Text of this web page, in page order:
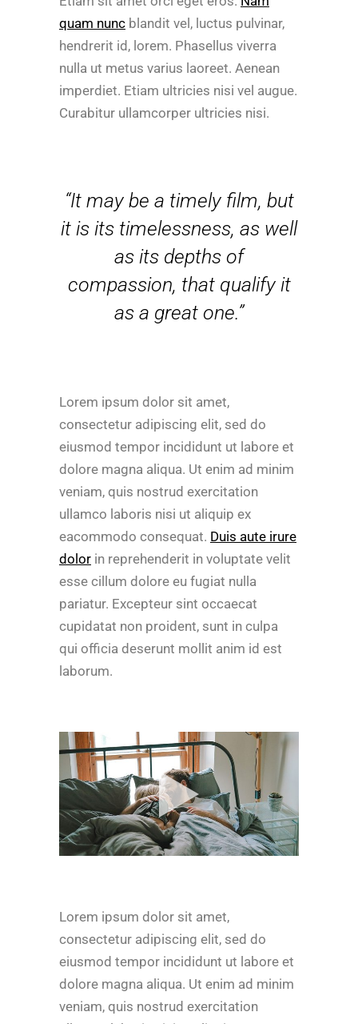
quam nunc blandit vel, luctus pulvinar,
hendrerit id, lorem. Phasellus viverra
nulla ut metus varius laoreet. Aenean
imperdiet. Etiam ultricies nisi vel augue.
Curabitur ullamcorper ultricies nisi.
“It may be a timely film, but
it is its timelessness, as well
as its depths of
compassion, that qualify it
as a great one.”
Lorem ipsum dolor sit amet,
consectetur adipiscing elit, sed do
eiusmod tempor incididunt ut labore et
dolore magna aliqua. Ut enim ad minim
veniam, quis nostrud exercitation
ullamco laboris nisi ut aliquip ex
eacommodo consequat. Duis aute irure
dolor in reprehenderit in voluptate velit
esse cillum dolore eu fugiat nulla
pariatur. Excepteur sint occaecat
cupidatat non proident, sunt in culpa
qui officia deserunt mollit anim id est
laborum.
Lorem ipsum dolor sit amet,
consectetur adipiscing elit, sed do
eiusmod tempor incididunt ut labore et
dolore magna aliqua. Ut enim ad minim
veniam, quis nostrud exercitation